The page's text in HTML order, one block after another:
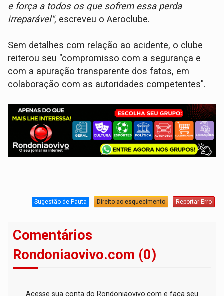
e força a todos os que sofrem essa perda
irreparável", escreveu o Aeroclube.
Sem detalhes com relação ao acidente, o clube
reiterou seu "compromisso com a segurança e
com a apuração transparente dos fatos, em
colaboração com as autoridades competentes".
Sugestão de Pauta Direito ao esquecimento Reportar Erro
Comentários
Rondoniaovivo.com (0)
Acesse sua conta do Rondoniaovivo.com e faça seu